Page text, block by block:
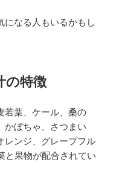
になる人もいるかもし
の特徴
若葉、ケール、桑の
かぼちゃ、さつまい
レンジ、グレープフル
と果物が配合されてい